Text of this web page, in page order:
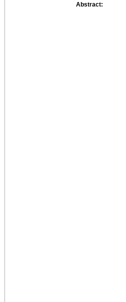
Abstract: